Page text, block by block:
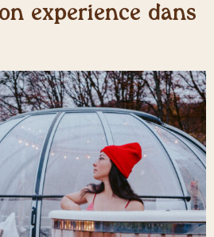
expérience dans